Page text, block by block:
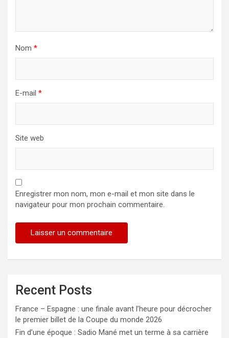
Nom *
E-mail *
Site web
Enregistrer mon nom, mon e-mail et mon site dans le
navigateur pour mon prochain commentaire.
Recent Posts
France – Espagne : une finale avant l’heure pour décrocher
le premier billet de la Coupe du monde 2026
Fin d’une époque : Sadio Mané met un terme à sa carrière